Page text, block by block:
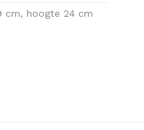
cm, hoogte 24 cm